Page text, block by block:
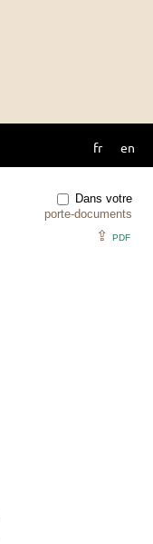
fr en
Dans votre
porte-documents
⇪ PDF